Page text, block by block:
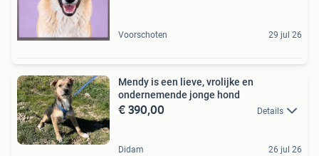
Voorschoten 29 jul 26
Mendy is een lieve, vrolijke en
ondernemende jonge hond
€ 390,00 Details
Didam 26 jul 26